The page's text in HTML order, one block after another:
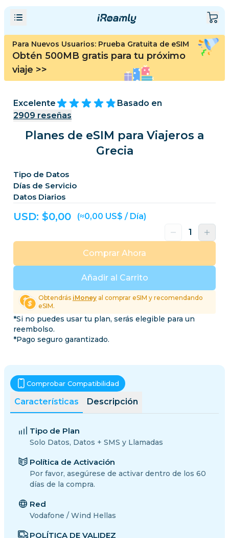
Para Nuevos Usuarios: Prueba Gratuita de eSIM
Obtén 500MB gratis para tu próximo
viaje >>
Excelente
Basado en
2909 reseñas
Planes de eSIM para Viajeros a
Grecia
Tipo de Datos
Días de Servicio
Datos Diarios
USD: $0,00 (≈0,00 US$ / Día)
Añadir al Carrito
Comprar Ahora
Obtendrás iMoneyal comprar eSIM y recomendando
eSIM.
*Si no puedes usar tu plan, serás elegible para un
reembolso.
*Pago seguro garantizado.
Características Descripción
Comprobar Compatibilidad
Tipo de Plan
Solo Datos, Datos + SMS y Llamadas
Política de Activación
Por favor, asegúrese de activar dentro de los 60
días de la compra.
Red
Vodafone / Wind Hellas
POLÍTICA DE VALIDEZ